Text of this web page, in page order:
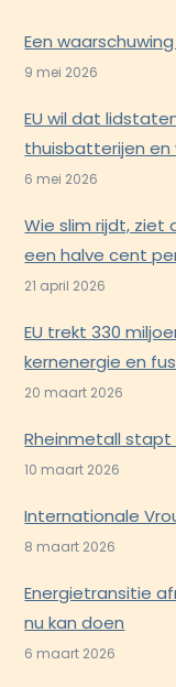
Een
9 mei 2026
EU wil dat
thuisbatterijen
6 mei 2026
Wie slim rijdt, ziet
een halve cent
21 april 2026
EU trekt 330
kernenergie en
20 maart 2026
Rheinmetall
10 maart 2026
Internationale
8 maart 2026
Energietransitie
nu kan doen
6 maart 2026